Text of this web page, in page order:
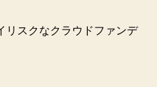
リスクなクラウドファンデ